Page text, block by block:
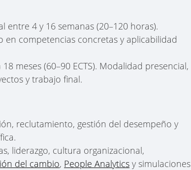
entre 4 y 16 semanas (20–120 horas).
competencias concretas y aplicabilidad
meses (60–90 ECTS). Modalidad presencial,
y trabajo final.
reclutamiento, gestión del desempeño y
liderazgo, cultura organizacional,
del cambio, People Analytics y simulaciones